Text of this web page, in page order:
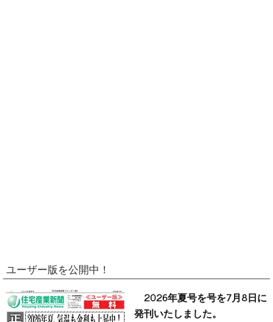
ユーザー版を公開中！
2026年夏号を号を7月8日に
発刊いたしました。